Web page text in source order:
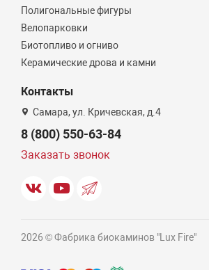
Полигональные фигуры
Велопарковки
Биотопливо и огниво
Керамические дрова и камни
Контакты
Самара, ул. Кричевская, д.4
8 (800) 550-63-84
Заказать звонок
2026 © Фабрика биокаминов "Lux Fire"